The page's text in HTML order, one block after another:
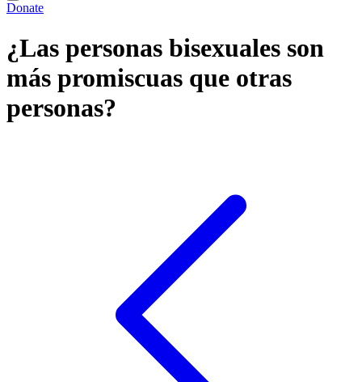
Donate
¿Las personas bisexuales son
más promiscuas que otras
personas?